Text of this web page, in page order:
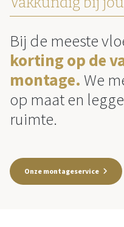
Bij de meeste
korting op de
montage. We
op maat en
ruimte.
Onze montageservice